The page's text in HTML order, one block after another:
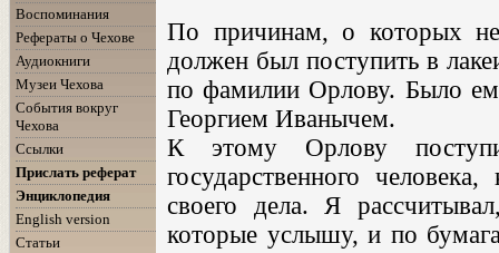
Воспоминания
Рефераты о Чехове
Аудиокниги
Музеи Чехова
События вокруг
Чехова
Ссылки
Прислать реферат
Энциклопедия
English version
Статьи
По причинам, о которых
должен был поступить в
по фамилии Орлову. Было
Георгием Иванычем.
К этому Орлову
государственного
своего дела. Я
которые услышу, и по